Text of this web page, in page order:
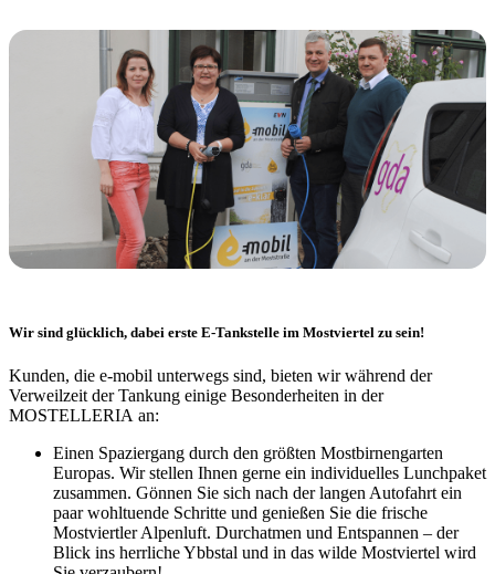
Wir sind glücklich, dabei erste E-Tankstelle im Mostviertel zu sein!
Kunden, die e-mobil unterwegs sind, bieten wir während der
Verweilzeit der Tankung einige Besonderheiten in der
MOSTELLERIA an:
Einen Spaziergang durch den größten Mostbirnengarten
Europas. Wir stellen Ihnen gerne ein individuelles Lunchpaket
zusammen. Gönnen Sie sich nach der langen Autofahrt ein
paar wohltuende Schritte und genießen Sie die frische
Mostviertler Alpenluft. Durchatmen und Entspannen – der
Blick ins herrliche Ybbstal und in das wilde Mostviertel wird